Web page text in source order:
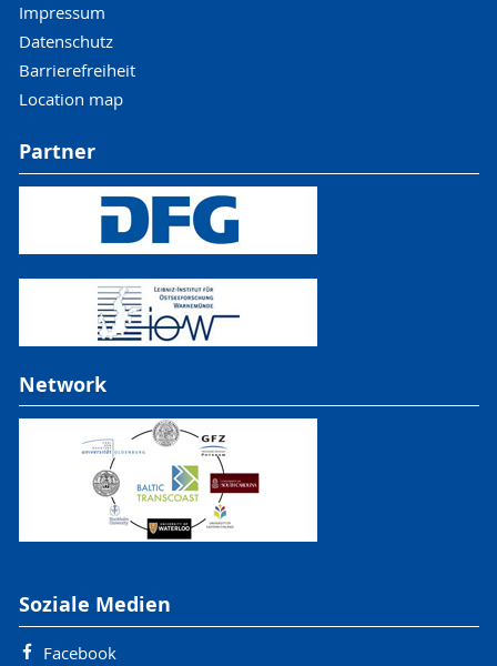
Impressum
Datenschutz
Barrierefreiheit
Location map
Partner
Network
Soziale Medien
Facebook